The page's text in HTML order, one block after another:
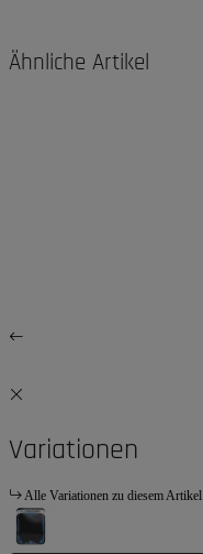
Ähnliche Artikel
Variationen
Alle Variationen zu diesem Artikel